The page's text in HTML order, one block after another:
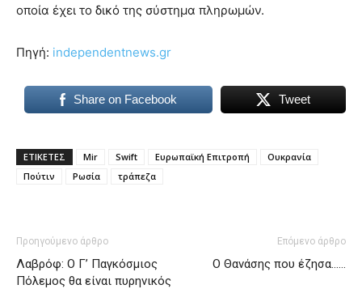
οποία έχει το δικό της σύστημα πληρωμών.
Πηγή: independentnews.gr
Share on Facebook Tweet
ΕΤΙΚΕΤΕΣ Mir Swift Ευρωπαϊκή Επιτροπή
Ουκρανία
Πούτιν
Ρωσία τράπεζα
Προηγούμενο άρθρο
Λαβρόφ: Ο Γ’ Παγκόσμιος
Πόλεμος θα είναι πυρηνικός
Επόμενο άρθρο
Ο Θανάσης που έζησα……